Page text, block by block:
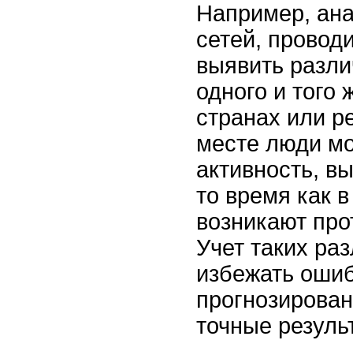
Например,
сетей,
выявить
одного и того
странах или
месте люди
активность,
то время как
возникают
Учет таких
избежать
точные